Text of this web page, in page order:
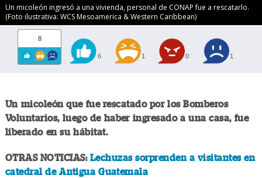
Un micoleón ingresó a una vivienda, personal de CONAP fue a rescatarlo.
(Foto ilustrativa: WCS Mesoamerica & Western Caribbean)
8
6 1 0 1
Un micoleón que fue rescatado por los Bomberos
Voluntarios, luego de haber ingresado a una casa, fue
liberado en su hábitat.
OTRAS NOTICIAS: Lechuzas sorprenden a visitantes en
catedral de Antigua Guatemala